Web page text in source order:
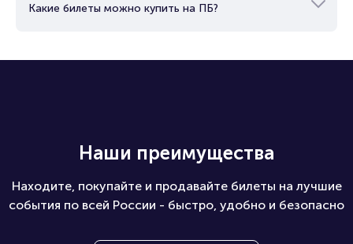
Какие билеты можно купить на ПБ?
Наши преимущества
Находите, покупайте и продавайте билеты на лучшие
события по всей России - быстро, удобно и безопасно